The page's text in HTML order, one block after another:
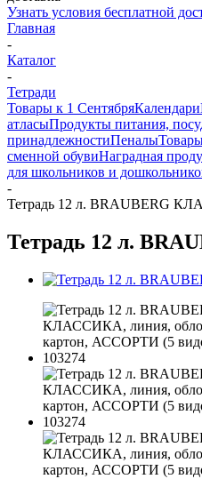
Узнать условия бесплатной
Главная
-
Каталог
-
Тетради
Товары к 1 СентябряКалендари
атласыПродукты питания,
принадлежностиПеналы
сменной обувиНаградная
для школьников и
-
Тетрадь 12 л. BRAUBERG
Тетрадь 12 л.